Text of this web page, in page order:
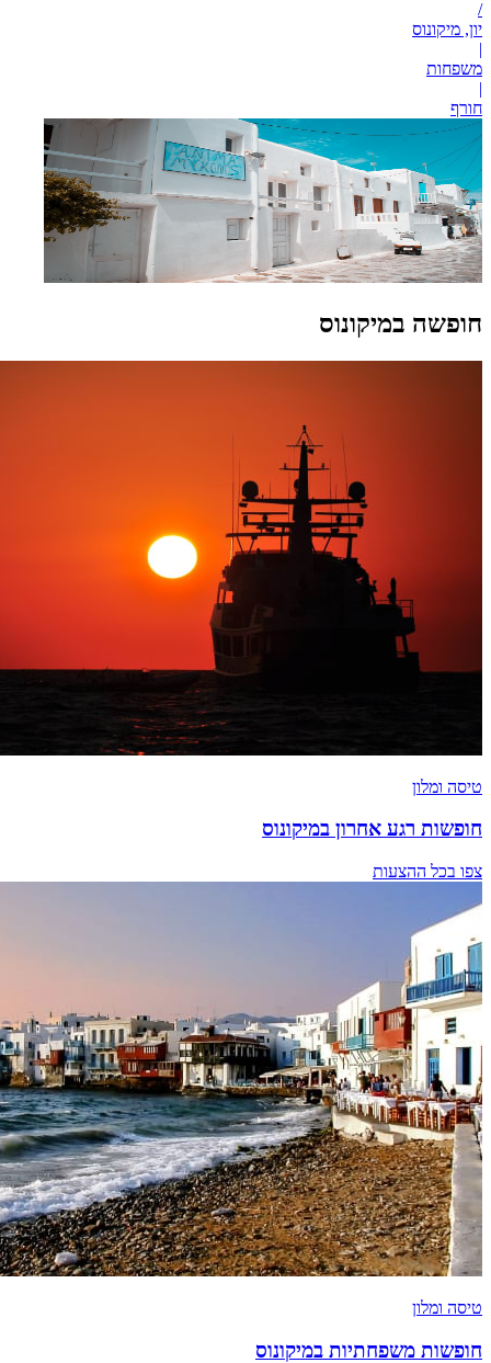
/
יון, מיקונוס
|
משפחות
|
חורף
חופשה במיקונוס
טיסה ומלון
חופשות רגע אחרון במיקונוס
צפו בכל ההצעות
טיסה ומלון
חופשות משפחתיות במיקונוס